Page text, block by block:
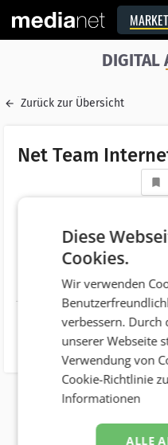
DIGITAL
Zurück zur Übersicht
Net Team
AT 3452
Telefonnummer +43 (2275)
Website http://
Diese
Cookies.
Wir verwenden
verbessern. Durch
unserer Webseite
Verwendung von
Cookie-Richtlinie
Informationen
ALLE